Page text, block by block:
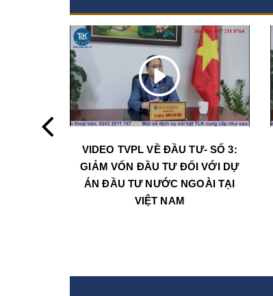
VIDEO TVPL VỀ ĐẦU TƯ- SỐ 3:
GIẢM VỐN ĐẦU TƯ ĐỐI VỚI DỰ
ÁN ĐẦU TƯ NƯỚC NGOÀI TẠI
VIỆT NAM